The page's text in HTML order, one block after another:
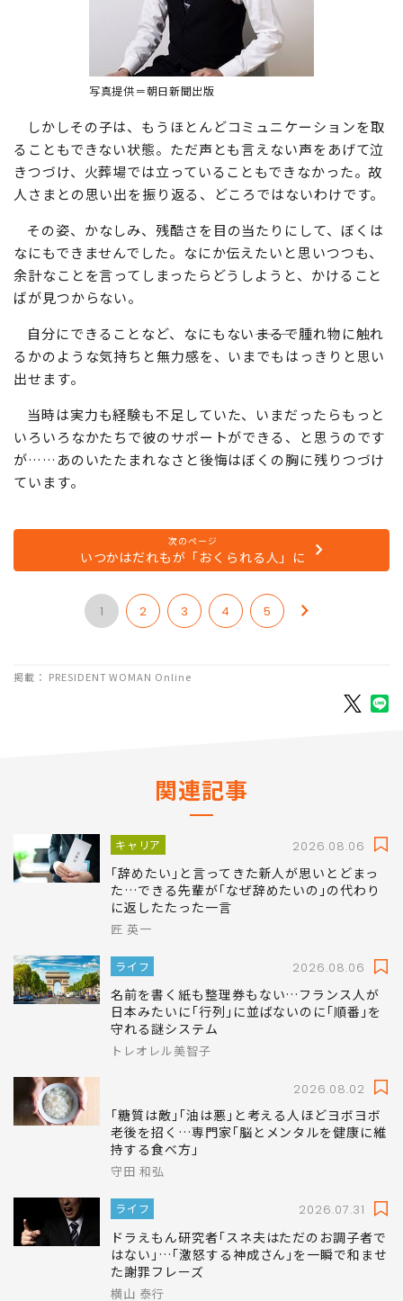
写真提供＝朝日新聞出版
しかしその子は、もうほとんどコミュニケーションを取
ることもできない状態。ただ声とも言えない声をあげて泣
きつづけ、火葬場では立っていることもできなかった。故
人さまとの思い出を振り返る、どころではないわけです。
その姿、かなしみ、残酷さを目の当たりにして、ぼくは
なにもできませんでした。なにか伝えたいと思いつつも、
余計なことを言ってしまったらどうしようと、かけること
ばが見つからない。
自分にできることなど、なにもない―――まるで腫れ物に触れ
るかのような気持ちと無力感を、いまでもはっきりと思い
出せます。
当時は実力も経験も不足していた、いまだったらもっと
いろいろなかたちで彼のサポートができる、と思うのです
が……あのいたたまれなさと後悔はぼくの胸に残りつづけ
ています。
次のページ
いつかはだれもが「おくられる人」に
1 2 3 4 5
掲載： PRESIDENT WOMAN Online
関連記事
キャリア 2026.08.06
｢辞めたい｣と言ってきた新人が思いとどまっ
た…できる先輩が｢なぜ辞めたいの｣の代わり
に返したたった一言
匠 英一
ライフ 2026.08.06
名前を書く紙も整理券もない…フランス人が
日本みたいに｢行列｣に並ばないのに｢順番｣を
守れる謎システム
トレオレル美智子
2026.08.02
｢糖質は敵｣｢油は悪｣と考える人ほどヨボヨボ
老後を招く…専門家｢脳とメンタルを健康に維
持する食べ方｣
守田 和弘
ライフ 2026.07.31
ドラえもん研究者｢スネ夫はただのお調子者で
はない｣…｢激怒する神成さん｣を一瞬で和ませ
た謝罪フレーズ
横山 泰行